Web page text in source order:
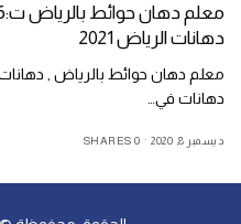
دهانات الرياض 2021
معلم دهان حوائط بالرياض ,
دهانات في…
ديسمبر 8, 2020 0 SHARES